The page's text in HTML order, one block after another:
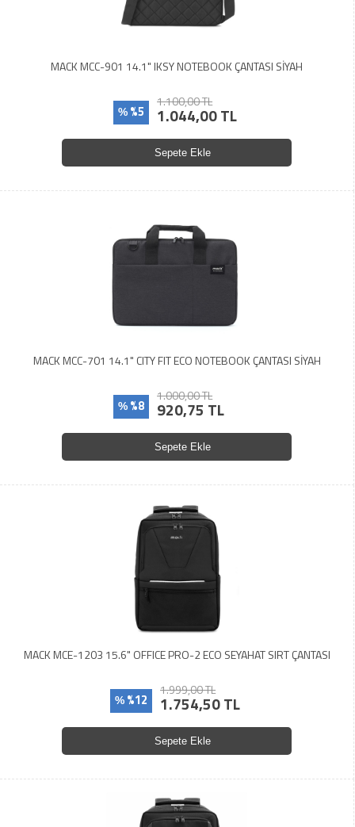
MACK MCC-901 14.1" IKSY NOTEBOOK ÇANTASI SİYAH
% %5
1.100,00 TL
1.044,00 TL
Sepete Ekle
MACK MCC-701 14.1" CITY FIT ECO NOTEBOOK ÇANTASI SİYAH
% %8
1.000,00 TL
920,75 TL
Sepete Ekle
MACK MCE-1203 15.6" OFFICE PRO-2 ECO SEYAHAT SIRT ÇANTASI
% %12
1.999,00 TL
1.754,50 TL
Sepete Ekle